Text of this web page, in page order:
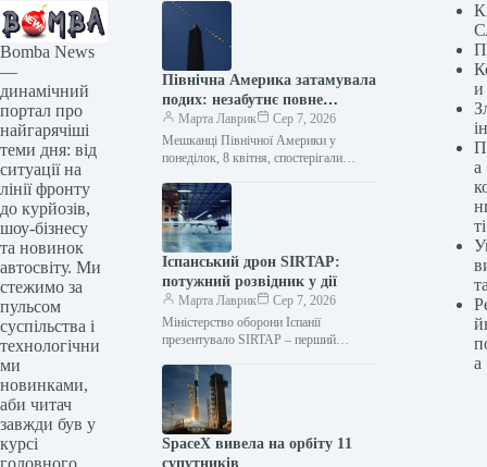
Bomba News
—
динамічний
портал про
найгарячіші
теми дня: від
ситуації на
лінії фронту
до курйозів,
шоу-бізнесу
та новинок
автосвіту. Ми
стежимо за
пульсом
суспільства і
технологічни
ми
новинками,
аби читач
завжди був у
курсі
головного.
Північна Америка затамувала
подих: незабутнє повне
сонячне затемнення
Марта Лаврик
Сер 7, 2026
Мешканці Північної Америки у
понеділок, 8 квітня, спостерігали
затемнення. У місті Расселлвілл, штат
Арканзас,…
Іспанський дрон SIRTAP:
потужний розвідник у дії
Марта Лаврик
Сер 7, 2026
Міністерство оборони Іспанії
презентувало SIRTAP – перший
розвідки, повністю розроблений та
виготовлений у країні. Цей
безпілотник…
SpaceX вивела на орбіту 11
супутників
и
а
ті
а